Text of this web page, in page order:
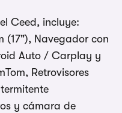
Ceed, incluye:
(17"), Navegador con
Auto / Carplay y
Retrovisores
y cámara de